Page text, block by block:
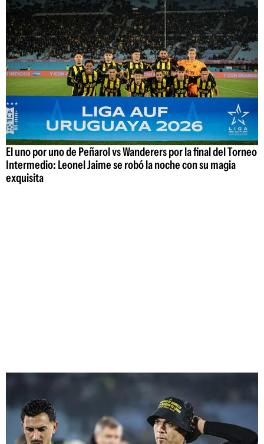
El uno por uno de Peñarol vs Wanderers por la final del Torneo
Intermedio: Leonel Jaime se robó la noche con su magia
exquisita